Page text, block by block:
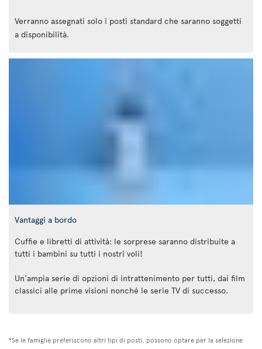
Verranno assegnati solo i posti standard che saranno soggetti
a disponibilità.
Vantaggi a bordo
Cuffie e libretti di attività: le sorprese saranno distribuite a
tutti i bambini su tutti i nostri voli!
Un'ampia serie di opzioni di intrattenimento per tutti, dai film
classici alle prime visioni nonché le serie TV di successo.
*Se le famiglie preferiscono altri tipi di posti, possono optare per la selezione